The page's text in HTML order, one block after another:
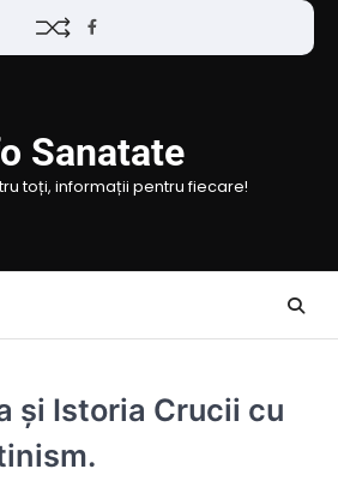
Facebook
Sanatate
toți, informații pentru fiecare!
și Istoria Crucii cu